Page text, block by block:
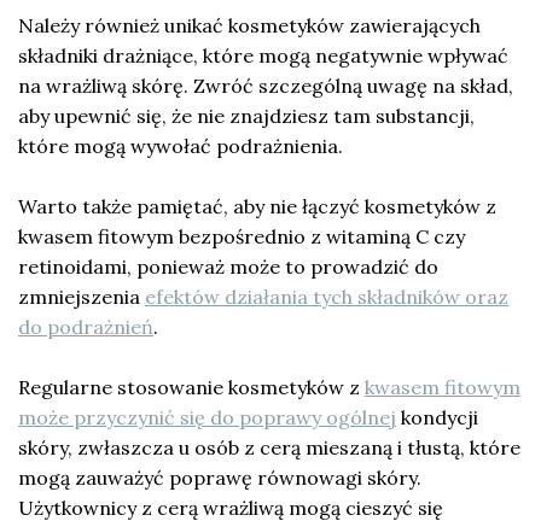
Należy również unikać kosmetyków zawierających
składniki drażniące, które mogą negatywnie wpływać
na wrażliwą skórę. Zwróć szczególną uwagę na skład,
aby upewnić się, że nie znajdziesz tam substancji,
które mogą wywołać podrażnienia.
Warto także pamiętać, aby nie łączyć kosmetyków z
kwasem fitowym bezpośrednio z witaminą C czy
retinoidami, ponieważ może to prowadzić do
zmniejszenia efektów działania tych składników oraz
do podrażnień.
Regularne stosowanie kosmetyków z kwasem fitowym
może przyczynić się do poprawy ogólnej kondycji
skóry, zwłaszcza u osób z cerą mieszaną i tłustą, które
mogą zauważyć poprawę równowagi skóry.
Użytkownicy z cerą wrażliwą mogą cieszyć się